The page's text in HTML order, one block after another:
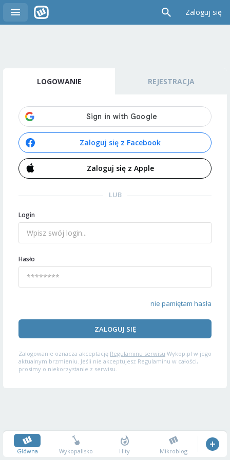
Zaloguj się
LOGOWANIE REJESTRACJA
Zaloguj się z Facebook
Zaloguj się z Apple
LUB
Login
Hasło
nie pamiętam hasła
ZALOGUJ SIĘ
Zalogowanie oznacza akceptację Regulaminu serwisu Wykop.pl w jego
aktualnym brzmieniu. Jeśli nie akceptujesz Regulaminu w całości,
prosimy o niekorzystanie z serwisu.
Główna Wykopalisko Hity Mikroblog